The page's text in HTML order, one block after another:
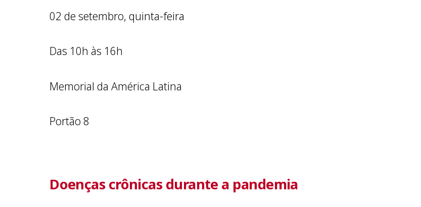
02 de setembro, quinta-feira
Das 10h às 16h
Memorial da América Latina
Portão 8
Doenças crônicas durante a pandemia